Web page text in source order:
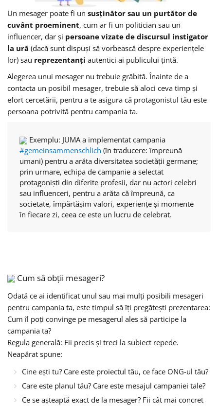
Un mesager poate fi un susținător sau un purtător de
cuvânt proeminent, cum ar fi un politician sau un
influencer, dar și persoane vizate de discursul instigator
la ură (dacă sunt dispuși să vorbească despre experiențele
lor) sau reprezentanți autentici ai publicului țintă.
Alegerea unui mesager nu trebuie grăbită. Înainte de a
contacta un posibil mesager, trebuie să aloci ceva timp și
efort cercetării, pentru a te asigura că protagonistul tău este
persoana potrivită pentru campania ta.
Exemplu: JUMA a implementat campania
#gemeinsammenschlich (în traducere: împreună
umani) pentru a arăta diversitatea societății germane;
prin urmare, echipa de campanie a selectat
protagoniști din diferite profesii, dar nu actori celebri
sau influenceri, pentru a arăta că împreună, ca
societate, împărtășim valori, experiențe și momente
în fiecare zi, ceea ce este un lucru de celebrat.
Cum să obții mesageri?
Odată ce ai identificat unul sau mai mulți posibili mesageri
pentru campania ta, este timpul să îți pregătești prezentarea:
Cum îl poți convinge pe mesagerul ales să participe la
campania ta?
Regula generală: Fii precis și treci la subiect repede.
Neapărat spune:
Cine ești tu? Care este proiectul tău, ce face ONG-ul tău?
Care este planul tău? Care este mesajul campaniei tale?
Ce se așteaptă exact de la mesager? Fii cât mai concret